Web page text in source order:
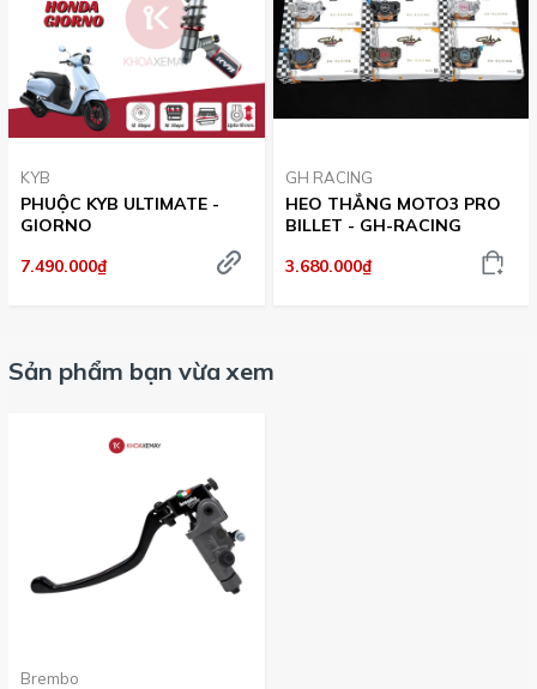
KYB
PHUỘC KYB ULTIMATE -
GIORNO
7.490.000₫
GH RACING
HEO THẮNG MOTO3 PRO
BILLET - GH-RACING
3.680.000₫
Sản phẩm bạn vừa xem
Brembo